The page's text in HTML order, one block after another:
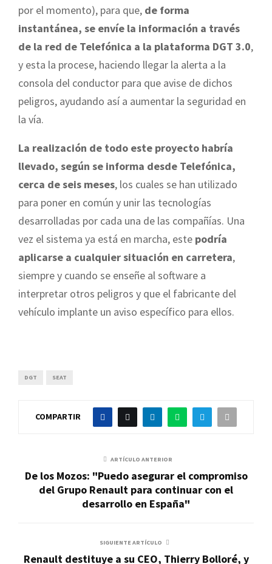
por el momento), para que, de forma
instantánea, se envíe la información a través
de la red de Telefónica a la plataforma DGT 3.0,
y esta la procese, haciendo llegar la alerta a la
consola del conductor para que avise de dichos
peligros, ayudando así a aumentar la seguridad en
la vía.
La realización de todo este proyecto habría
llevado, según se informa desde Telefónica,
cerca de seis meses, los cuales se han utilizado
para poner en común y unir las tecnologías
desarrolladas por cada una de las compañías. Una
vez el sistema ya está en marcha, este podría
aplicarse a cualquier situación en carretera,
siempre y cuando se enseñe al software a
interpretar otros peligros y que el fabricante del
vehículo implante un aviso específico para ellos.
DGT SEAT
COMPARTIR
ARTÍCULO ANTERIOR
De los Mozos: "Puedo asegurar el compromiso
del Grupo Renault para continuar con el
desarrollo en España"
SIGUIENTE ARTÍCULO
Renault destituye a su CEO, Thierry Bolloré, y